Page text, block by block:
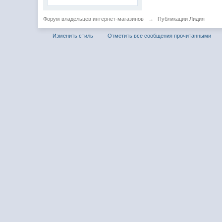
Форум владельцев интернет-магазинов → Публикации Лидия
Изменить стиль Отметить все сообщения прочитанными